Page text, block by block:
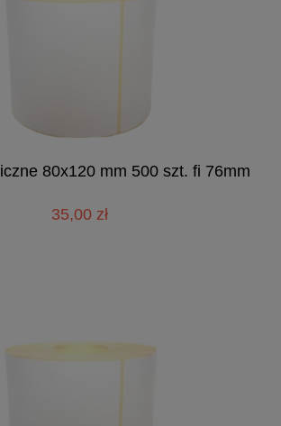
80x120 mm 500 szt. fi 76mm
35,00 zł